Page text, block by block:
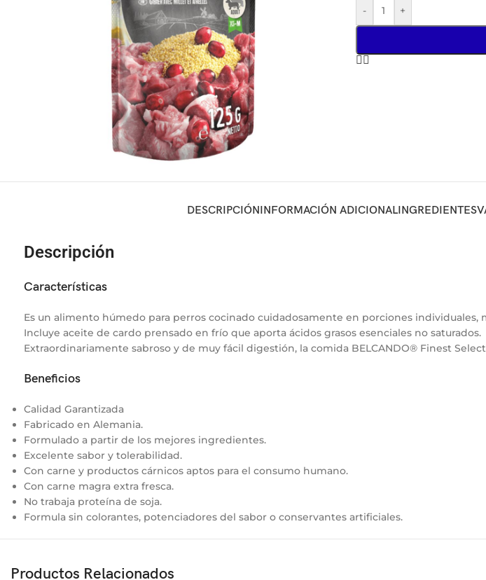
- +
DESCRIPCIÓNINFORMACIÓN ADICIONALINGREDIENTES
Descripción
Características
Es un alimento húmedo para perros cocinado cuidadosamente en porciones individuales,
Incluye aceite de cardo prensado en frío que aporta ácidos grasos esenciales no saturados.
Extraordinariamente sabroso y de muy fácil digestión, la comida BELCANDO® Finest
Beneficios
Calidad Garantizada
Fabricado en Alemania.
Formulado a partir de los mejores ingredientes.
Excelente sabor y tolerabilidad.
Con carne y productos cárnicos aptos para el consumo humano.
Con carne magra extra fresca.
No trabaja proteína de soja.
Formula sin colorantes, potenciadores del sabor o conservantes artificiales.
Productos Relacionados